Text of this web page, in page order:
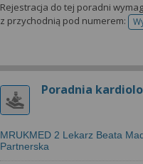
Rejestracja do tej poradni
z przychodnią pod numerem:
Poradnia
MRUKMED 2 Lekarz Beata
Partnerska